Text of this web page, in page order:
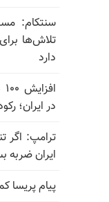
سنتکام:
تلاش‌ها
دارد
در ایران؛
ترامپ: اگر
ایران ضربه
پیام پریسا